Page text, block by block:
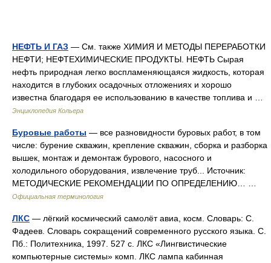
НЕФТЬ И ГАЗ — См. также ХИМИЯ И МЕТОДЫ ПЕРЕРАБОТКИ
НЕФТИ; НЕФТЕХИМИЧЕСКИЕ ПРОДУКТЫ. НЕФТЬ Сырая
нефть природная легко воспламеняющаяся жидкость, которая
находится в глубоких осадочных отложениях и хорошо
известна благодаря ее использованию в качестве топлива и …
Энциклопедия Кольера
Буровые работы — все разновидности буровых работ, в том
числе: бурение скважин, крепление скважин, сборка и разборка
вышек, монтаж и демонтаж бурового, насосного и
холодильного оборудования, извлечение труб... Источник:
МЕТОДИЧЕСКИЕ РЕКОМЕНДАЦИИ ПО ОПРЕДЕЛЕНИЮ… …
Официальная терминология
ЛКС — лёгкий космический самолёт авиа, косм. Словарь: С.
Фадеев. Словарь сокращений современного русского языка. С.
Пб.: Политехника, 1997. 527 с. ЛКС «Лингвистические
компьютерные системы» комп. ЛКС лампа кабинная